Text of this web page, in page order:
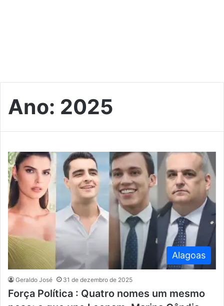
Ano: 2025
Alagoas
Geraldo José 31 de dezembro de 2025
Força Política : Quatro nomes um mesmo